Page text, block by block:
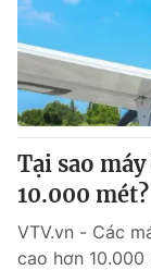
Tại sao
10.000 mét?
VTV.vn - Các
cao hơn